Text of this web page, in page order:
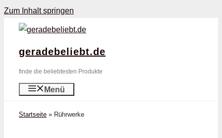
Zum Inhalt springen
geradebeliebt.de
finde die beliebtesten Produkte
Menü
Startseite » Rührwerke